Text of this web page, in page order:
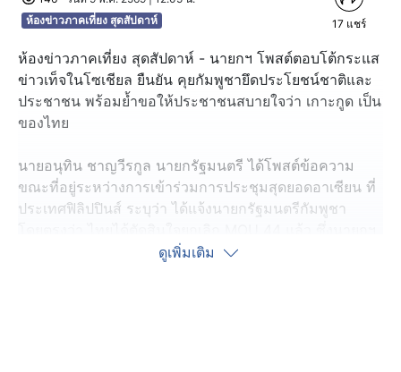
ห้องข่าวภาคเที่ยง สุดสัปดาห์
17 แชร์
ห้องข่าวภาคเที่ยง สุดสัปดาห์ - นายกฯ โพสต์ตอบโต้กระแส
ข่าวเท็จในโซเชียล ยืนยัน คุยกัมพูชายึดประโยชน์ชาติและ
ประชาชน พร้อมย้ำขอให้ประชาชนสบายใจว่า เกาะกูด เป็น
ของไทย
นายอนุทิน ชาญวีรกูล นายกรัฐมนตรี ได้โพสต์ข้อความ
ขณะที่อยู่ระหว่างการเข้าร่วมการประชุมสุดยอดอาเซียน ที่
ประเทศฟิลิปปินส์ ระบุว่า ได้แจ้งนายกรัฐมนตรีกัมพูชา
กัมพูชาก็รับทราบ พร้อมบอกว่า ผิดหวังต่อการตัดสินใจของ
ดูเพิ่มเติม